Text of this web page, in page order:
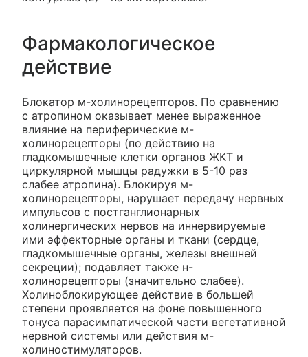
Фармакологическое
действие
Блокатор м-холинорецепторов. По сравнению
с атропином оказывает менее выраженное
влияние на периферические м-
холинорецепторы (по действию на
гладкомышечные клетки органов ЖКТ и
циркулярной мышцы радужки в 5-10 раз
слабее атропина). Блокируя м-
холинорецепторы, нарушает передачу нервных
импульсов с постганглионарных
холинергических нервов на иннервируемые
ими эффекторные органы и ткани (сердце,
гладкомышечные органы, железы внешней
секреции); подавляет также н-
холинорецепторы (значительно слабее).
Холиноблокирующее действие в большей
степени проявляется на фоне повышенного
тонуса парасимпатической части вегетативной
нервной системы или действия м-
холиностимуляторов.